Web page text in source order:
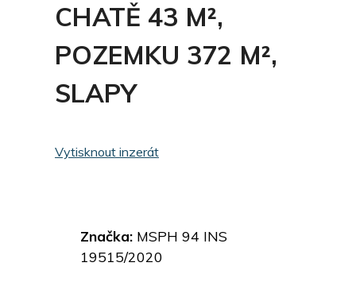
CHATĚ 43 M²,
POZEMKU 372 M²,
SLAPY
Vytisknout inzerát
Značka: MSPH 94 INS
19515/2020